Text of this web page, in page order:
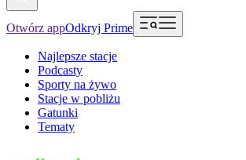
Otwórz appOdkryj Prime
Najlepsze stacje
Podcasty
Sporty na żywo
Stacje w pobliżu
Gatunki
Tematy